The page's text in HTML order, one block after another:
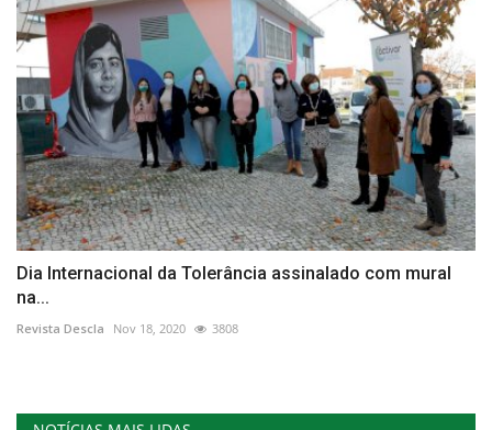
Dia Internacional da Tolerância assinalado com mural
na...
Revista Descla Nov 18, 2020 3808